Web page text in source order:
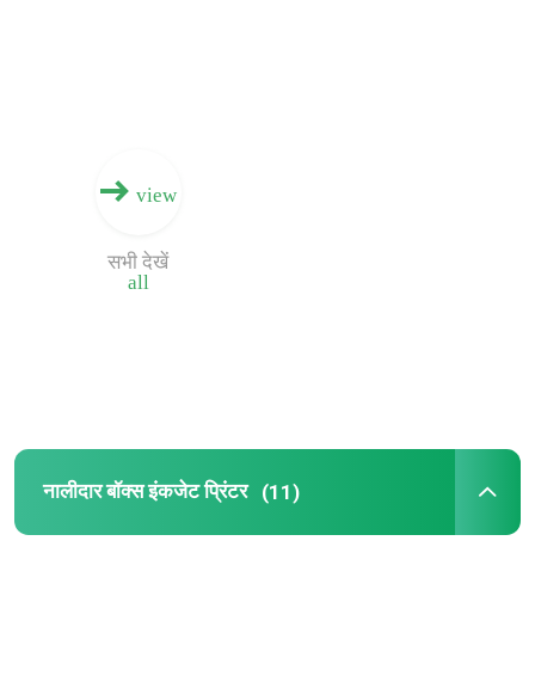
हमारे बारे में
कारखाना भ्रमण
view
all
सभी देखें
नालीदार बॉक्स इंकजेट प्रिंटर (11)